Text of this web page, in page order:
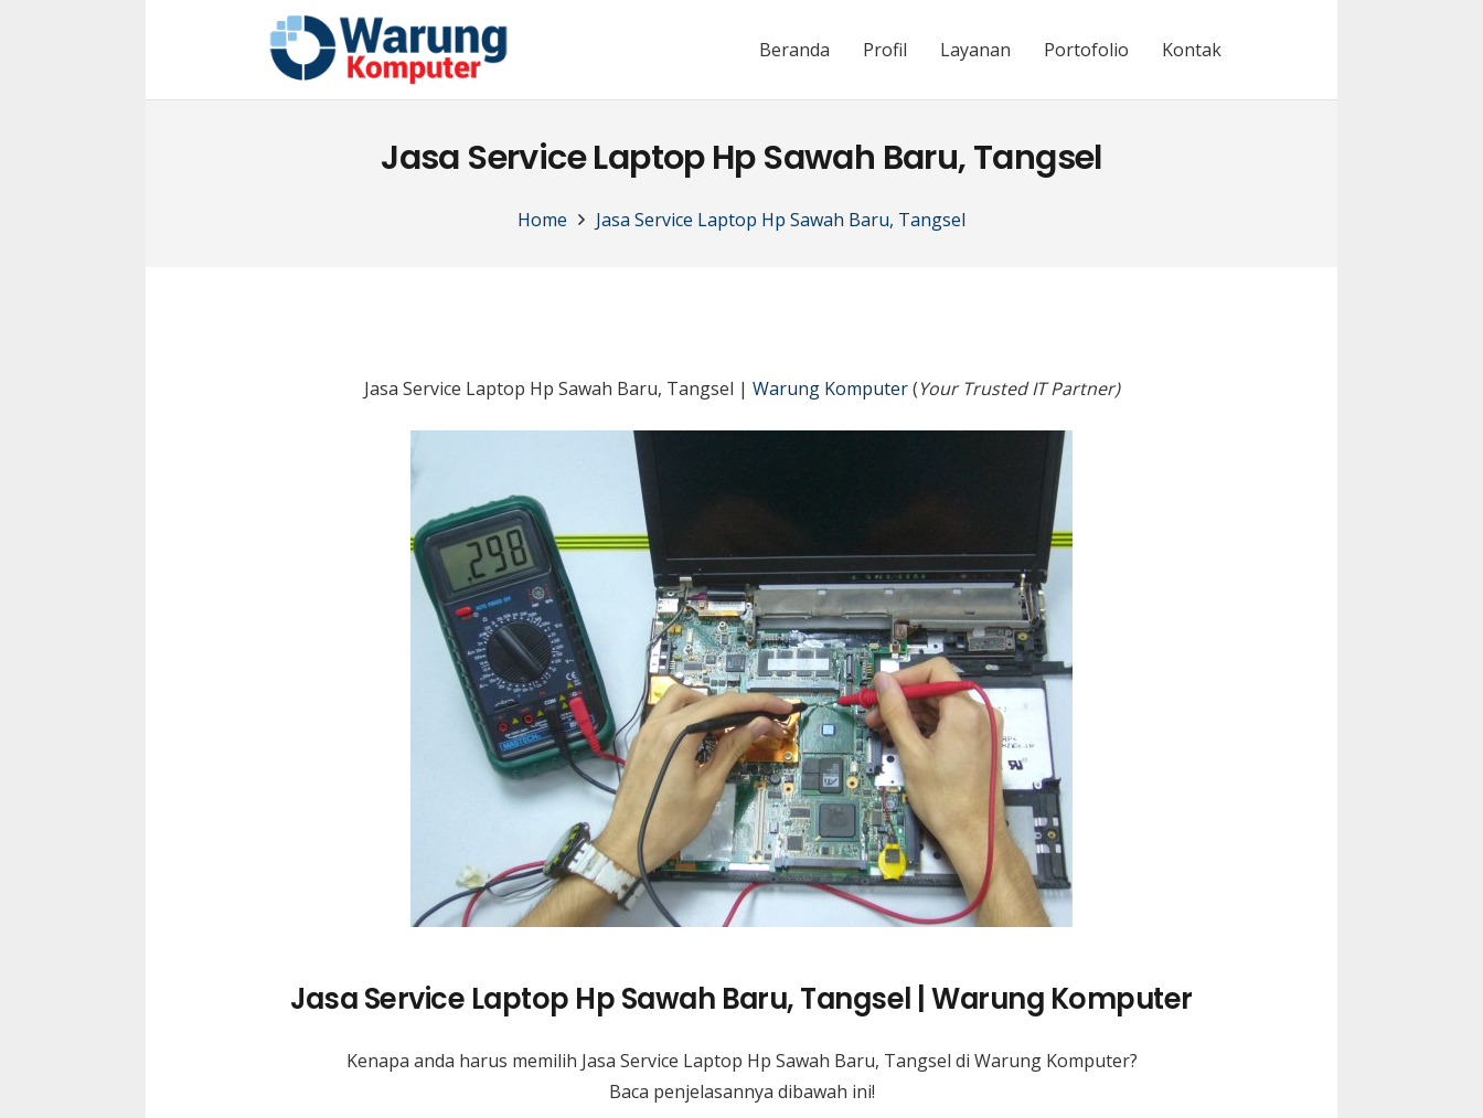
Beranda Profil Layanan Portofolio Kontak
Jasa Service Laptop Hp Sawah Baru, Tangsel
Home Jasa Service Laptop Hp Sawah Baru, Tangsel
Jasa Service Laptop Hp Sawah Baru, Tangsel | Warung Komputer(Your Trusted IT Partner)
Jasa Service Laptop Hp Sawah Baru, Tangsel | Warung Komputer
Kenapa anda harus memilih Jasa Service Laptop Hp Sawah Baru, Tangsel di Warung Komputer?
Baca penjelasannya dibawah ini!